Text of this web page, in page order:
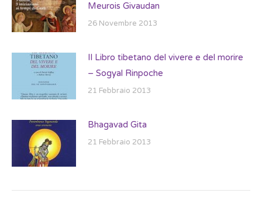
Meurois Givaudan
26 Novembre 2013
Il Libro tibetano del vivere e del morire
– Sogyal Rinpoche
21 Febbraio 2013
Bhagavad Gita
21 Febbraio 2013